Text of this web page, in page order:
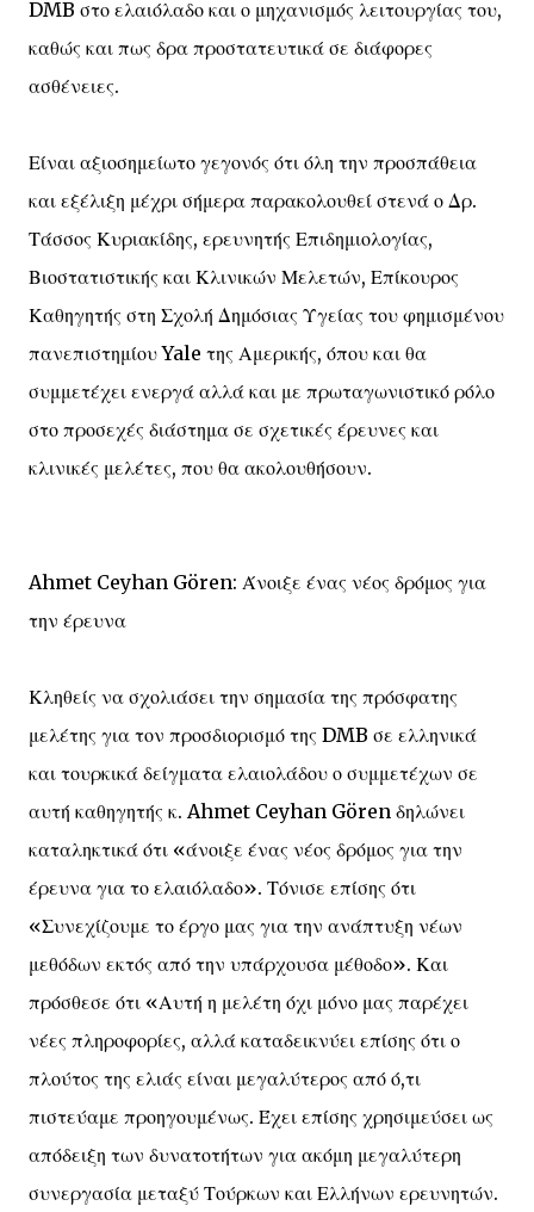
DMB στο ελαιόλαδο και ο μηχανισμός λειτουργίας του,
καθώς και πως δρα προστατευτικά σε διάφορες
ασθένειες.
Είναι αξιοσημείωτο γεγονός ότι όλη την προσπάθεια
και εξέλιξη μέχρι σήμερα παρακολουθεί στενά ο Δρ.
Τάσσος Κυριακίδης, ερευνητής Επιδημιολογίας,
Βιοστατιστικής και Κλινικών Μελετών, Επίκουρος
Καθηγητής στη Σχολή Δημόσιας Υγείας του φημισμένου
πανεπιστημίου Yale της Αμερικής, όπου και θα
συμμετέχει ενεργά αλλά και με πρωταγωνιστικό ρόλο
στο προσεχές διάστημα σε σχετικές έρευνες και
κλινικές μελέτες, που θα ακολουθήσουν.
Ahmet Ceyhan Gören: Άνοιξε ένας νέος δρόμος για
την έρευνα
Κληθείς να σχολιάσει την σημασία της πρόσφατης
μελέτης για τον προσδιορισμό της DMB σε ελληνικά
και τουρκικά δείγματα ελαιολάδου ο συμμετέχων σε
αυτή καθηγητής κ. Ahmet Ceyhan Gören δηλώνει
καταληκτικά ότι «άνοιξε ένας νέος δρόμος για την
έρευνα για το ελαιόλαδο». Τόνισε επίσης ότι
«Συνεχίζουμε το έργο μας για την ανάπτυξη νέων
μεθόδων εκτός από την υπάρχουσα μέθοδο». Και
πρόσθεσε ότι «Αυτή η μελέτη όχι μόνο μας παρέχει
νέες πληροφορίες, αλλά καταδεικνύει επίσης ότι ο
πλούτος της ελιάς είναι μεγαλύτερος από ό,τι
πιστεύαμε προηγουμένως. Έχει επίσης χρησιμεύσει ως
απόδειξη των δυνατοτήτων για ακόμη μεγαλύτερη
συνεργασία μεταξύ Τούρκων και Ελλήνων ερευνητών.